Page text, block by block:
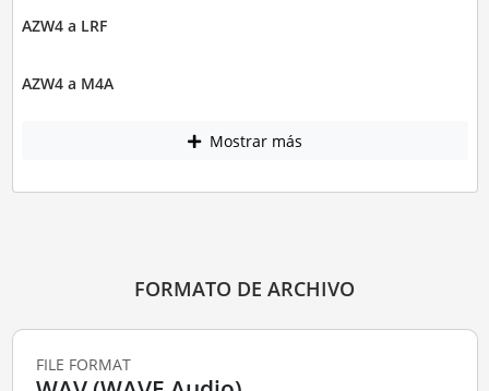
AZW4 a LRF
AZW4 a M4A
Mostrar más
FORMATO DE ARCHIVO
FILE FORMAT